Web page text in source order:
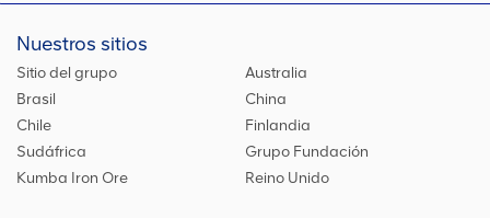
Nuestros sitios
Sitio del grupo
Australia
Brasil
China
Chile
Finlandia
Sudáfrica
Grupo Fundación
Kumba Iron Ore
Reino Unido